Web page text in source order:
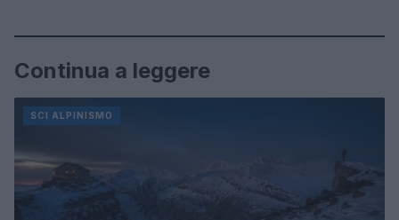
Continua a leggere
SCI ALPINISMO